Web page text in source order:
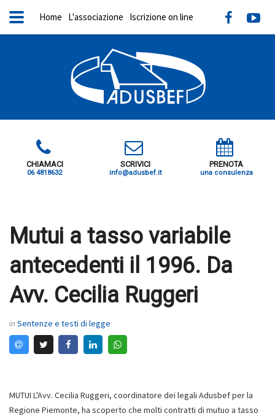
CHIAMACI
06 4818632
SCRIVICI
info@adusbef.it
PRENOTA
una consulenza
Home L'associazione Iscrizione on line
Mutui a tasso variabile
antecedenti il 1996. Da
Avv. Cecilia Ruggeri
in Sentenze e testi di legge
MUTUI L'Avv. Cecilia Ruggeri, coordinatore dei legali Adusbef per la
Regione Piemonte, ha scoperto che molti contratti di mutuo a tasso